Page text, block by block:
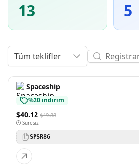
13 5
Tüm teklifler
Spaceship
%20 indirim
$40.12 $49.88
Süresiz
SPSR86